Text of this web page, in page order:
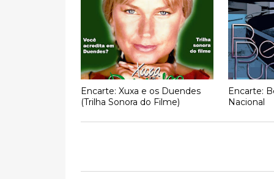
Encarte: Xuxa e os Duendes
(Trilha Sonora do Filme)
Encarte:
Nacional